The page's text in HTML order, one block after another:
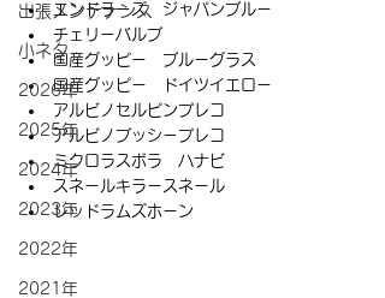
出張メンテナンス
小ネタ
2026年
2025年
2024年
2023年
2022年
2021年
エンドラーズ　ジャパンブルー
チェリーバルブ
国産グッピー　ブルーグラス
国産グッピー　ドイツイエロー
アルビノセルピンプレコ
アルビノブッシープレコ
ミクロラスボラ　ハナビ
スネールキラースネール
レッドラムズホーン